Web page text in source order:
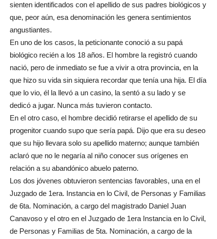
sienten identificados con el apellido de sus padres biológicos y
que, peor aún, esa denominación les genera sentimientos
angustiantes.
En uno de los casos, la peticionante conoció a su papá
biológico recién a los 18 años. El hombre la registró cuando
nació, pero de inmediato se fue a vivir a otra provincia, en la
que hizo su vida sin siquiera recordar que tenía una hija. El día
que lo vio, él la llevó a un casino, la sentó a su lado y se
dedicó a jugar. Nunca más tuvieron contacto.
En el otro caso, el hombre decidió retirarse el apellido de su
progenitor cuando supo que sería papá. Dijo que era su deseo
que su hijo llevara solo su apellido materno; aunque también
aclaró que no le negaría al niño conocer sus orígenes en
relación a su abandónico abuelo paterno.
Los dos jóvenes obtuvieron sentencias favorables, una en el
Juzgado de 1era. Instancia en lo Civil, de Personas y Familias
de 6ta. Nominación, a cargo del magistrado Daniel Juan
Canavoso y el otro en el Juzgado de 1era Instancia en lo Civil,
de Personas y Familias de 5ta. Nominación, a cargo de la